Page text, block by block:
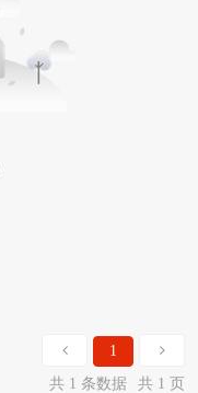
1
共 1 条数据
共 1 页